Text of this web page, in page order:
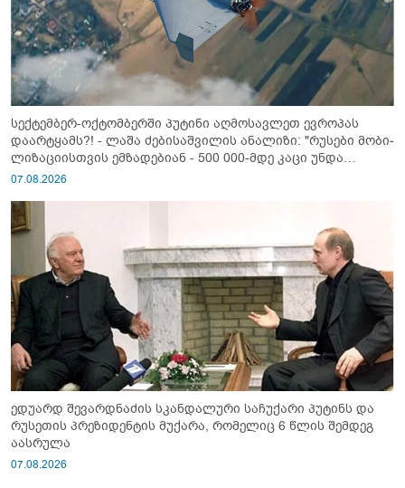
სექტემბერ-ოქტომბერში პუტინი აღმოსავლეთ ევროპას
დაარტყამს?! - ლაშა ძებისაშვილის ანალიზი: "რუსები მობი­
ლიზაციისთვის ემზადებიან - 500 000-მდე კაცი უნდა
გაიწვიონ ომში"
07.08.2026
ედუარდ შევარდნაძის სკანდალური საჩუქარი პუტინს და
რუსეთის პრეზიდენტის მუქარა, რომელიც 6 წლის შემდეგ
აასრულა
07.08.2026